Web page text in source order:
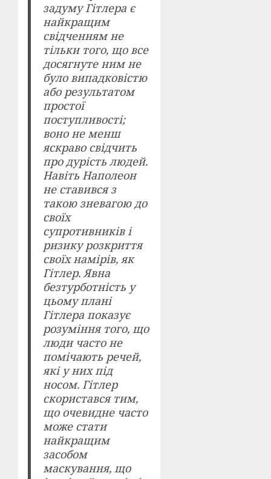
задуму Гітлера є
найкращим
свідченням не
тільки того, що все
досягнуте ним не
було випадковістю
або результатом
простої
поступливості;
воно не менш
яскраво свідчить
про дурість людей.
Навіть Наполеон
не ставився з
такою зневагою до
своїх
супротивників і
ризику розкриття
своїх намірів, як
Гітлер. Явна
безтурботність у
цьому плані
Гітлера показує
розуміння того, що
люди часто не
помічають речей,
які у них під
носом. Гітлер
скористався тим,
що очевидне часто
може стати
найкращим
засобом
маскування, що